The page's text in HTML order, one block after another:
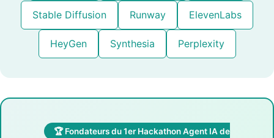
Stable Diffusion Runway ElevenLabs
HeyGen Synthesia Perplexity
🏆 Fondateurs du 1er Hackathon Agent IA de